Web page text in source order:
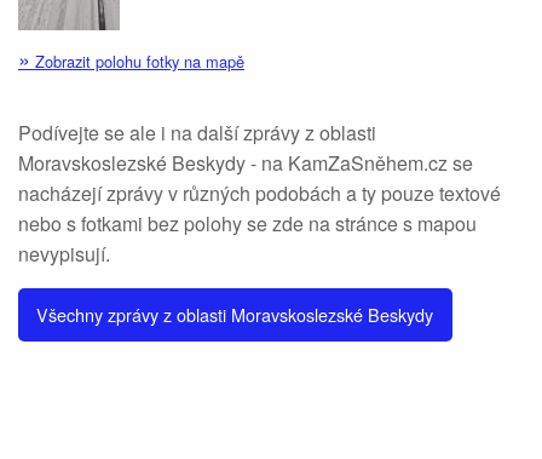
» Zobrazit polohu fotky na mapě
Podívejte se ale i na další zprávy z oblasti
Moravskoslezské Beskydy - na KamZaSněhem.cz se
nacházejí zprávy v různých podobách a ty pouze textové
nebo s fotkami bez polohy se zde na stránce s mapou
nevypisují.
Všechny zprávy z oblasti Moravskoslezské Beskydy